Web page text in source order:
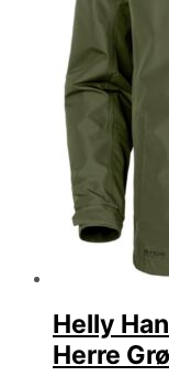
Helly
Herre